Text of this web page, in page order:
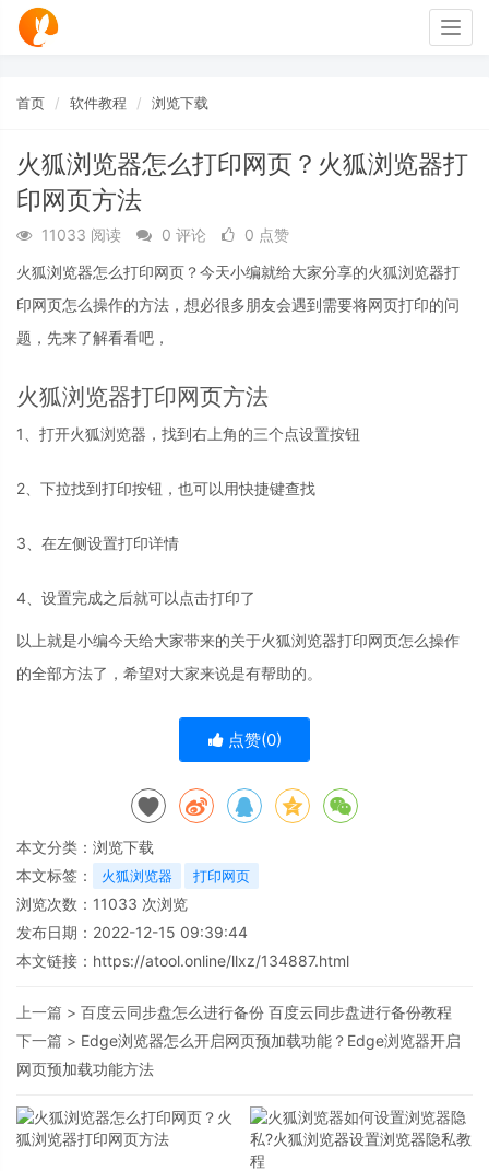
首页 软件教程 浏览下载
火狐浏览器怎么打印网页？火狐浏览器打
印网页方法
11033 阅读 0 评论
0 点赞
火狐浏览器怎么打印网页？今天小编就给大家分享的火狐浏览器打
印网页怎么操作的方法，想必很多朋友会遇到需要将网页打印的问
题，先来了解看看吧，
火狐浏览器打印网页方法
1、打开火狐浏览器，找到右上角的三个点设置按钮
2、下拉找到打印按钮，也可以用快捷键查找
3、在左侧设置打印详情
4、设置完成之后就可以点击打印了
以上就是小编今天给大家带来的关于火狐浏览器打印网页怎么操作
的全部方法了，希望对大家来说是有帮助的。
点赞(0)
本文分类： 浏览下载
本文标签：
火狐浏览器 打印网页
浏览次数： 11033 次浏览
发布日期：2022-12-15 09:39:44
本文链接： https://atool.online/llxz/134887.html
上一篇 > 百度云同步盘怎么进行备份 百度云同步盘进行备份教程
下一篇 > Edge浏览器怎么开启网页预加载功能？Edge浏览器开启
网页预加载功能方法